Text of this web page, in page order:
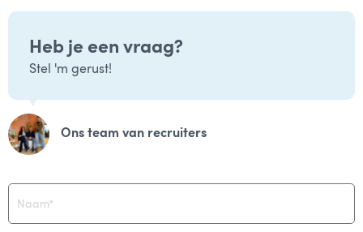
Heb je een vraag?
Stel 'm gerust!
Ons team van recruiters